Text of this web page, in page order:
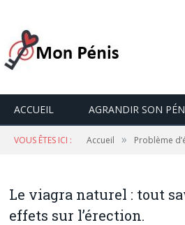
ACCUEIL AGRANDIR SON
VOUS ÊTES ICI : Accueil » Problème
Le viagra naturel : tout
effets sur l’érection.